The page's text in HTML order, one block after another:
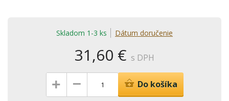
Skladom 1-3 ks Dátum doručenie
31,60 € s DPH
+ – Do košíka